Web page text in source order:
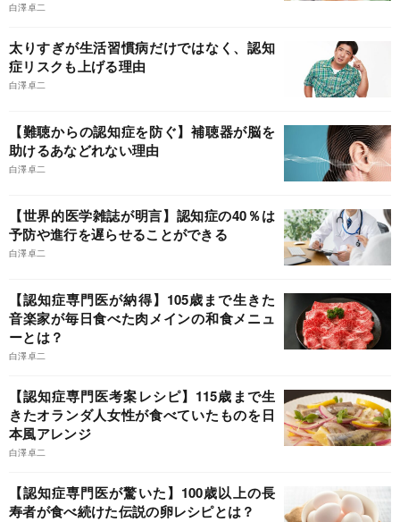
白澤卓二
太りすぎが生活習慣病だけではなく、認知
症リスクも上げる理由
白澤卓二
【難聴からの認知症を防ぐ】補聴器が脳を
助けるあなどれない理由
白澤卓二
【世界的医学雑誌が明言】認知症の40％は
予防や進行を遅らせることができる
白澤卓二
【認知症専門医が納得】105歳まで生きた
音楽家が毎日食べた肉メインの和食メニュ
ーとは？
白澤卓二
【認知症専門医考案レシピ】115歳まで生
きたオランダ人女性が食べていたものを日
本風アレンジ
白澤卓二
【認知症専門医が驚いた】100歳以上の長
寿者が食べ続けた伝説の卵レシピとは？